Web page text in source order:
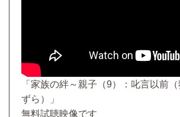
「家族の絆～親子（9）：叱言以前
ずら）」
無料試聴映像です